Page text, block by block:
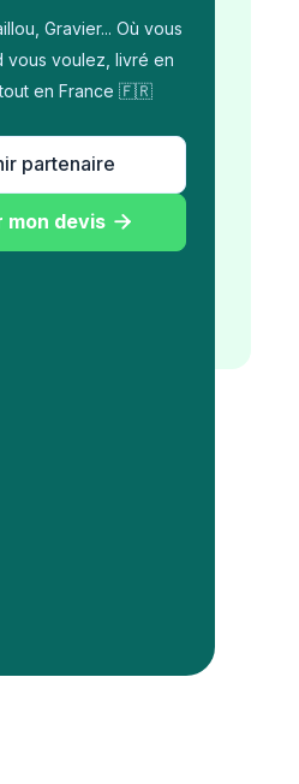
Gravier... Où vous
vous voulez, livré en
en France 🇫🇷
partenaire
mon devis 